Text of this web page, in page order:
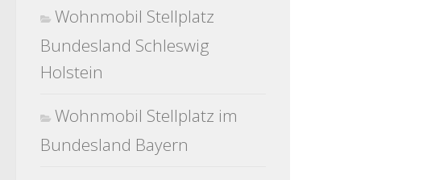
Wohnmobil Stellplatz
Bundesland Schleswig
Holstein
Wohnmobil Stellplatz im
Bundesland Bayern